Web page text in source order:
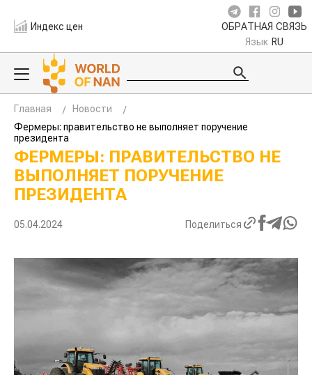
Индекс цен ОБРАТНАЯ СВЯЗЬ
Язык RU
Главная
Новости
Фермеры: правительство не выполняет поручение
президента
ФЕРМЕРЫ: ПРАВИТЕЛЬСТВО НЕ
ВЫПОЛНЯЕТ ПОРУЧЕНИЕ
ПРЕЗИДЕНТА
05.04.2024 Поделиться